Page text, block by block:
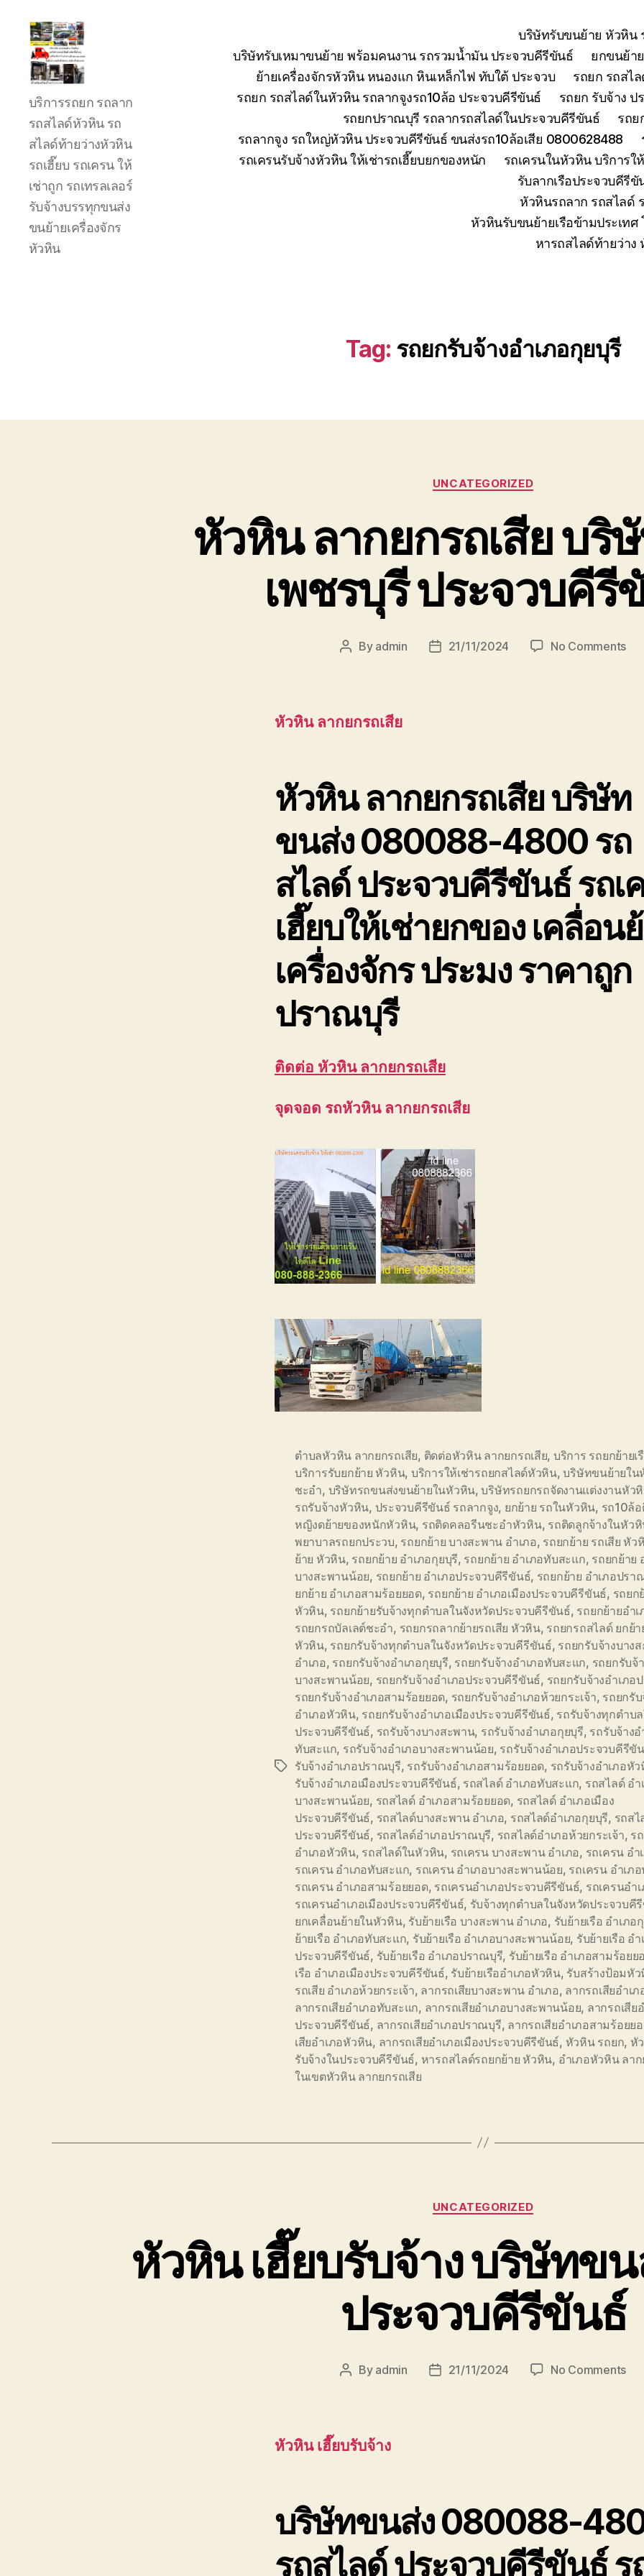
ลาก
รถ
สไลด์
เขต
หัวหิน
24
ชั่วโมง
ติดต่อ
โทร
บริการรถยก รถลาก
รถสไลด์หัวหิน รถ
สไลด์ท้ายว่างหัวหิน
รถเฮี๊ยบ รถเครน ให้
เช่าถูก รถเทรลเลอร์
รับจ้างบรรทุกขนส่ง
ขนย้ายเครื่องจักร
หัวหิน
บริษัทรับขนย้าย หัวหิน
บริษัทรับเหมาขนย้าย พร้อมคนงาน รถรวมน้ำมัน ประจวบคีรีขันธ์
ยกขนย้า
ย้ายเครื่องจักรหัวหิน หนองแก หินเหล็กไฟ ทับใต้ ประจวบ
รถยก รถสไ
รถยก รถสไลด์ในหัวหิน รถลากจูงรถ10ล้อ ประจวบคีรีขันธ์
รถยก รับจ้าง ป
รถยกปราณบุรี รถลากรถสไลด์ในประจวบคีรีขันธ์
รถย
รถลากจูง รถใหญ่หัวหิน ประจวบคีรีขันธ์ ขนส่งรถ10ล้อเสีย 0800628488
รถเครนรับจ้างหัวหิน ให้เช่ารถเฮี๊ยบยกของหนัก
รถเครนในหัวหิน บริการ
รับลากเรือประจวบคีรี
หัวหินรถลาก รถสไลด์
หัวหินรับขนย้ายเรือข้ามประเท
หารถสไลด์ท้ายว่า
Tag: รถยกรับจ้างอำเภอกุยบุรี
Categories
UNCATEGORIZED
หัวหิน ลากยกรถเสีย บริ
เพชรบุรี ประจวบคีรี
Post
By admin
Post21/11/2024 No Commentson
ปร
หัวหิน ลากยกรถเสีย
หัวหิน ลากยกรถเสียบริษัท
ขนส่ง 080088-4800 รถ
สไลด์ ประจวบคีรีขันธ์ รถเ
เฮี๊ยบให้เช่ายกของ เคลื่อน
เครื่องจักร ประมง ราคาถูก
ปราณบุรี
ติดต่อ หัวหิน ลากยกรถเสีย
จุดจอด รถหัวหิน ลากยกรถเสีย
Tags
ตำบลหัวหิน ลากยกรถเสีย, ติดต่อหัวหิน ลากยกรถเสีย, บริการ รถยกย้าย
บริการรับยกย้าย หัวหิน, บริการให้เช่ารถยกสไลด์หัวหิน,บริษัทขนย้ายใน
ชะอำ, บริษัทรถขนส่งขนย้ายในหัวหิน,บริษัทรถยกรถจัดงานแต่งงานหัว
รถรับจ้างหัวหิน, ประจวบคีรีขันธ์ รถลากจูง, ยกย้าย รถในหัวหิน, รถ10ล้
หญิงดย้ายของหนักหัวหิน, รถติดคลอรีนชะอำหัวหิน, รถติดลูกจ้างในหัว
พยาบาลรถยกประวบ, รถยกย้าย บางสะพาน อำเภอ, รถยกย้าย รถเสีย หัว
ย้าย หัวหิน, รถยกย้าย อำเภอกุยบุรี, รถยกย้าย อำเภอทับสะแก, รถยกย้าย
บางสะพานน้อย, รถยกย้าย อำเภอประจวบคีรีขันธ์, รถยกย้าย อำเภอปรา
ยกย้าย อำเภอสามร้อยยอด, รถยกย้าย อำเภอเมืองประจวบคีรีขันธ์, รถยก
หัวหิน, รถยกย้ายรับจ้างทุกตำบลในจังหวัดประจวบคีรีขันธ์, รถยกย้ายอำ
รถยกรถบัลเลต์ชะอำ, รถยกรถลากย้ายรถเสีย หัวหิน, รถยกรถสไลด์ ยกย้า
หัวหิน, รถยกรับจ้างทุกตำบลในจังหวัดประจวบคีรีขันธ์, รถยกรับจ้างบาง
อำเภอ, รถยกรับจ้างอำเภอกุยบุรี, รถยกรับจ้างอำเภอทับสะแก, รถยกรับจ้
บางสะพานน้อย, รถยกรับจ้างอำเภอประจวบคีรีขันธ์, รถยกรับจ้างอำเภอ
รถยกรับจ้างอำเภอสามร้อยยอด, รถยกรับจ้างอำเภอห้วยกระเจ้า, รถยกรับ
อำเภอหัวหิน, รถยกรับจ้างอำเภอเมืองประจวบคีรีขันธ์, รถรับจ้างทุกตำบ
ประจวบคีรีขันธ์, รถรับจ้างบางสะพาน, รถรับจ้างอำเภอกุยบุรี, รถรับจ้างอ
ทับสะแก, รถรับจ้างอำเภอบางสะพานน้อย, รถรับจ้างอำเภอประจวบคีรีขั
รับจ้างอำเภอปราณบุรี, รถรับจ้างอำเภอสามร้อยยอด, รถรับจ้างอำเภอหั
รับจ้างอำเภอเมืองประจวบคีรีขันธ์, รถสไลด์ อำเภอทับสะแก, รถสไลด์ อำ
บางสะพานน้อย, รถสไลด์ อำเภอสามร้อยยอด, รถสไลด์ อำเภอเมือง
ประจวบคีรีขันธ์, รถสไลด์บางสะพาน อำเภอ, รถสไลด์อำเภอกุยบุรี, รถสไ
ประจวบคีรีขันธ์, รถสไลด์อำเภอปราณบุรี, รถสไลด์อำเภอห้วยกระเจ้า, ร
อำเภอหัวหิน, รถสไลด์ในหัวหิน, รถเครน บางสะพาน อำเภอ, รถเครน อำ
รถเครน อำเภอทับสะแก, รถเครน อำเภอบางสะพานน้อย, รถเครน อำเภ
รถเครน อำเภอสามร้อยยอด, รถเครนอำเภอประจวบคีรีขันธ์, รถเครนอำ
รถเครนอำเภอเมืองประจวบคีรีขันธ์, รับจ้างทุกตำบลในจังหวัดประจวบคี
ยกเคลื่อนย้ายในหัวหิน, รับย้ายเรือ บางสะพาน อำเภอ, รับย้ายเรือ อำเภอ
ย้ายเรือ อำเภอทับสะแก, รับย้ายเรือ อำเภอบางสะพานน้อย, รับย้ายเรือ อำ
ประจวบคีรีขันธ์, รับย้ายเรือ อำเภอปราณบุรี, รับย้ายเรือ อำเภอสามร้อยย
เรือ อำเภอเมืองประจวบคีรีขันธ์, รับย้ายเรืออำเภอหัวหิน, รับสร้างป้อมหั
รถเสีย อำเภอห้วยกระเจ้า, ลากรถเสียบางสะพาน อำเภอ, ลากรถเสียอำเ
ลากรถเสียอำเภอทับสะแก, ลากรถเสียอำเภอบางสะพานน้อย, ลากรถเสีย
ประจวบคีรีขันธ์, ลากรถเสียอำเภอปราณบุรี, ลากรถเสียอำเภอสามร้อยย
เสียอำเภอหัวหิน, ลากรถเสียอำเภอเมืองประจวบคีรีขันธ์, หัวหิน รถยก, หั
รับจ้างในประจวบคีรีขันธ์, หารถสไลด์รถยกย้าย หัวหิน, อำเภอหัวหิน ลาก
ในเขตหัวหิน ลากยกรถเสีย
Categories
UNCATEGORIZED
หัวหิน เฮี๊ยบรับจ้าง บริษัทขน
ประจวบคีรีขันธ์
Post
By admin
Post21/11/2024 No Commentson
ปร
หัวหิน เฮี๊ยบรับจ้าง
บริษัทขนส่ง 080088-
รถสไลด์ ประจวบคีรีขันธ์ ร